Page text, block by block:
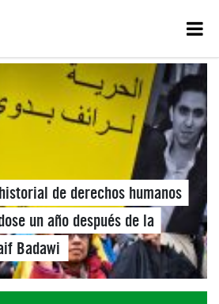
de derechos humanos
un año después de la
Badawi